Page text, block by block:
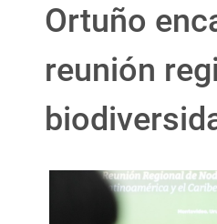
Ortuño
reunión